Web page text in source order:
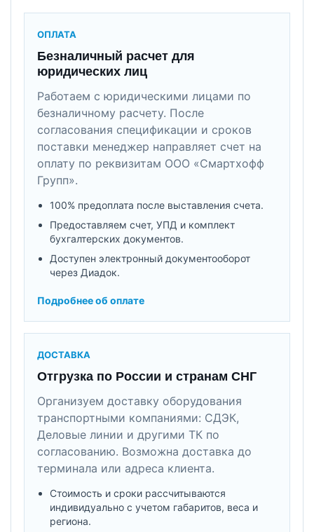
ОПЛАТА
Безналичный расчет для
юридических лиц
Работаем с юридическими лицами по
безналичному расчету. После
согласования спецификации и сроков
поставки менеджер направляет счет на
оплату по реквизитам ООО «Смартхофф
Групп».
100% предоплата после выставления счета.
Предоставляем счет, УПД и комплект
бухгалтерских документов.
Доступен электронный документооборот
через Диадок.
Подробнее об оплате
ДОСТАВКА
Отгрузка по России и странам СНГ
Организуем доставку оборудования
транспортными компаниями: СДЭК,
Деловые линии и другими ТК по
согласованию. Возможна доставка до
терминала или адреса клиента.
Стоимость и сроки рассчитываются
индивидуально с учетом габаритов, веса и
региона.